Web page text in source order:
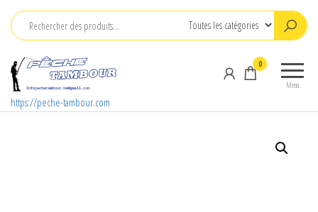
Aller
https://peche-tambour.com
Menu
0